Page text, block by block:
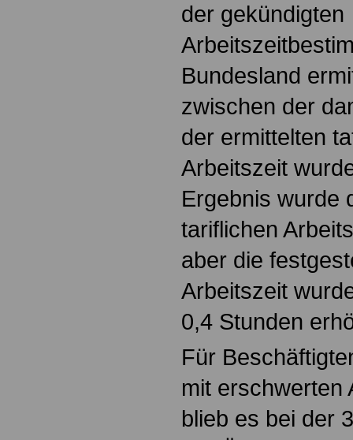
der gekündigten
Bundesland
zwischen der
der ermittelten
Arbeitszeit
Ergebnis wurde
tariflichen
aber die
Arbeitszeit
0,4 Stunden
Für
mit erschwerten
blieb es bei der